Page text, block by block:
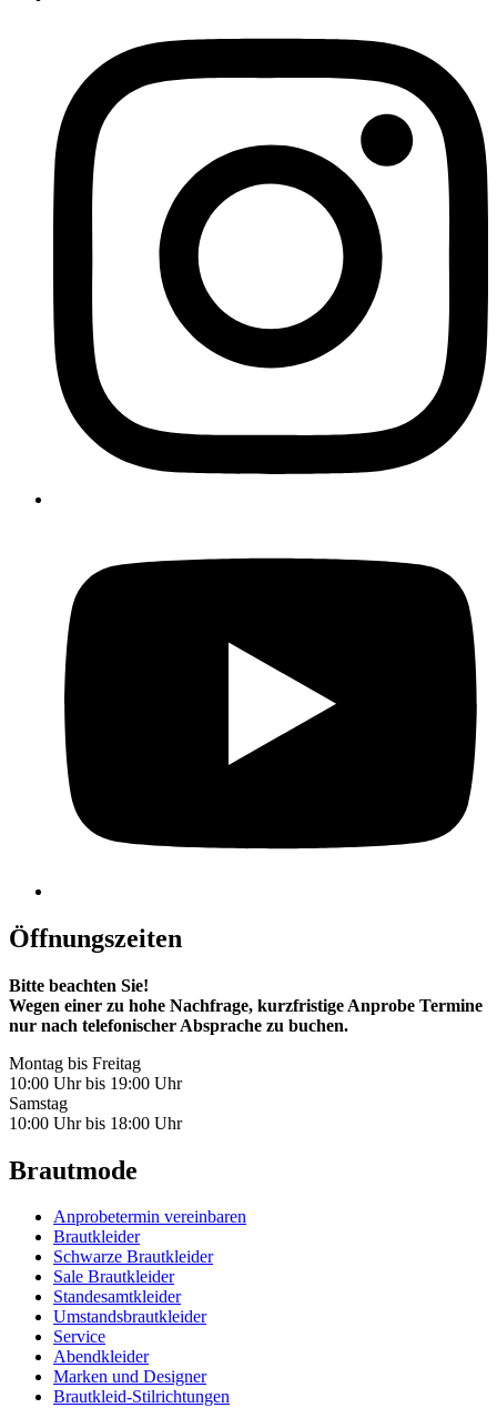
Öffnungszeiten
Bitte beachten Sie!
Wegen einer zu hohe Nachfrage, kurzfristige Anprobe Termine
nur nach telefonischer Absprache zu buchen.
Montag bis Freitag
10:00 Uhr bis 19:00 Uhr
Samstag
10:00 Uhr bis 18:00 Uhr
Brautmode
Anprobetermin vereinbaren
Brautkleider
Schwarze Brautkleider
Sale Brautkleider
Standesamtkleider
Umstandsbrautkleider
Service
Abendkleider
Marken und Designer
Brautkleid-Stilrichtungen